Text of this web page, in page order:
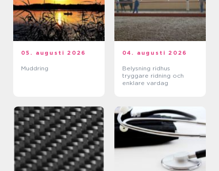
05. augusti 2026
Muddring
04. augusti 2026
Belysning ridhus
tryggare ridning och
enklare vardag